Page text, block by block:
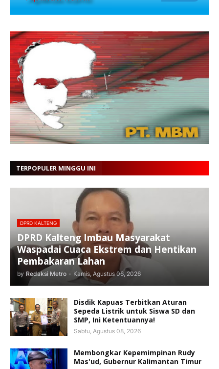
TERPOPULER MINGGU INI
DPRD KALTENG
DPRD Kalteng Imbau Masyarakat
Waspadai Cuaca Ekstrem dan Hentikan
Pembakaran Lahan
by Redaksi Metro - Kamis, Agustus 06, 2026
Disdik Kapuas Terbitkan Aturan
Sepeda Listrik untuk Siswa SD dan
SMP, Ini Ketentuannya!
Sabtu, Agustus 08, 2026
Membongkar Kepemimpinan Rudy
Mas'ud, Gubernur Kalimantan Timur